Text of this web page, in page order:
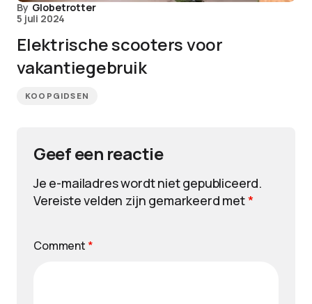
By Globetrotter
5 juli 2024
Elektrische scooters voor
vakantiegebruik
KOOPGIDSEN
Geef een reactie
Je e-mailadres wordt niet gepubliceerd.
Vereiste velden zijn gemarkeerd met*
Comment *